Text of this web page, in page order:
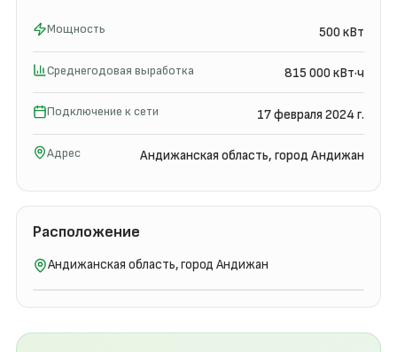
Мощность 500 кВт
Среднегодовая выработка 815 000 кВт·ч
Подключение к сети 17 февраля 2024 г.
Адрес Андижанская область, город Андижан
Расположение
Андижанская область, город Андижан